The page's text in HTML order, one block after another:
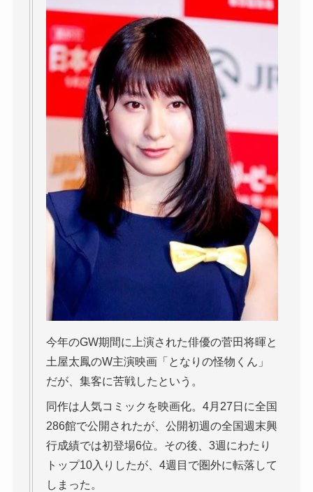
今年のGW期間に上演された俳優の菅田将暉と
土屋太鳳のW主演映画「となりの怪物くん」
だが、集客に苦戦したという。
同作は人気コミックを映画化。4月27日に全国
286館で公開されたが、公開初週の全国週末興
行成績では初登場6位。その後、3週にわたり
トップ10入りしたが、4週目で圏外に転落して
しまった。